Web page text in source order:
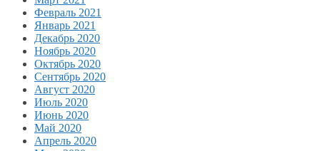
Февраль 2021
Январь 2021
Декабрь 2020
Ноябрь 2020
Октябрь 2020
Сентябрь 2020
Август 2020
Июль 2020
Июнь 2020
Май 2020
Апрель 2020